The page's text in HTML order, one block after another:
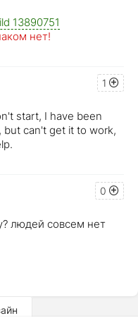
13890751
нет!
1
start, I have been
but can't get it to work,
0
людей совсем нет